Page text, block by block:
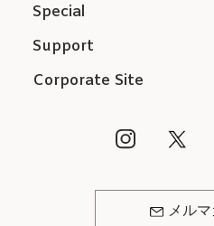
Support
Corporate Site
メル
Special